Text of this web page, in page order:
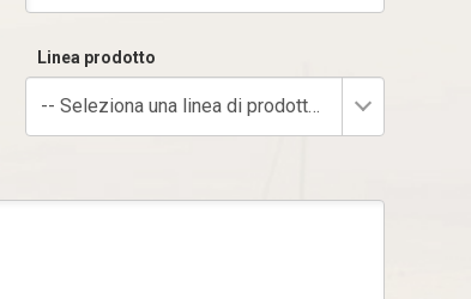
Linea prodotto
-- Seleziona una linea di prodotto --